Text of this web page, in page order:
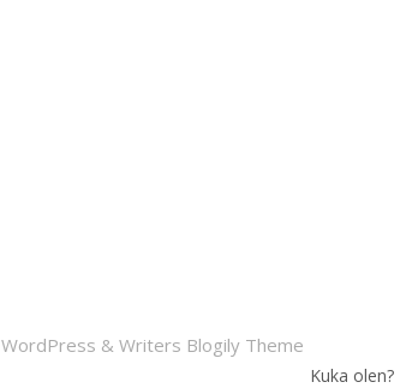
WordPress & Writers Blogily Theme
Kuka olen?